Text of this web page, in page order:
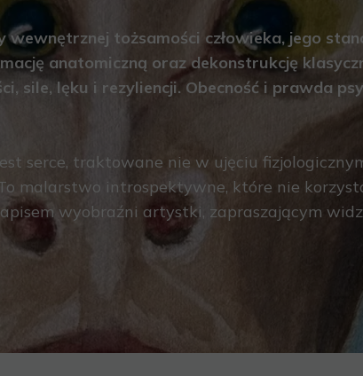
tożsamości człowieka, jego
anatomiczną oraz dekonstrukcję
sile, lęku i rezyliencji. Obecność i prawda
serce, traktowane nie w ujęciu
malarstwo introspektywne, które nie
wyobraźni artystki, zapraszającym